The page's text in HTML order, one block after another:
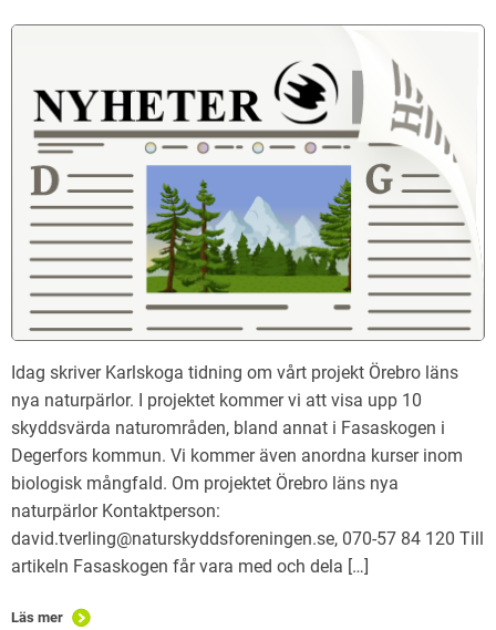
Idag skriver Karlskoga tidning om vårt projekt Örebro läns
nya naturpärlor. I projektet kommer vi att visa upp 10
skyddsvärda naturområden, bland annat i Fasaskogen i
Degerfors kommun. Vi kommer även anordna kurser inom
biologisk mångfald. Om projektet Örebro läns nya
naturpärlor Kontaktperson:
david.tverling@naturskyddsforeningen.se, 070-57 84 120 Till
artikeln Fasaskogen får vara med och dela […]
Läs mer